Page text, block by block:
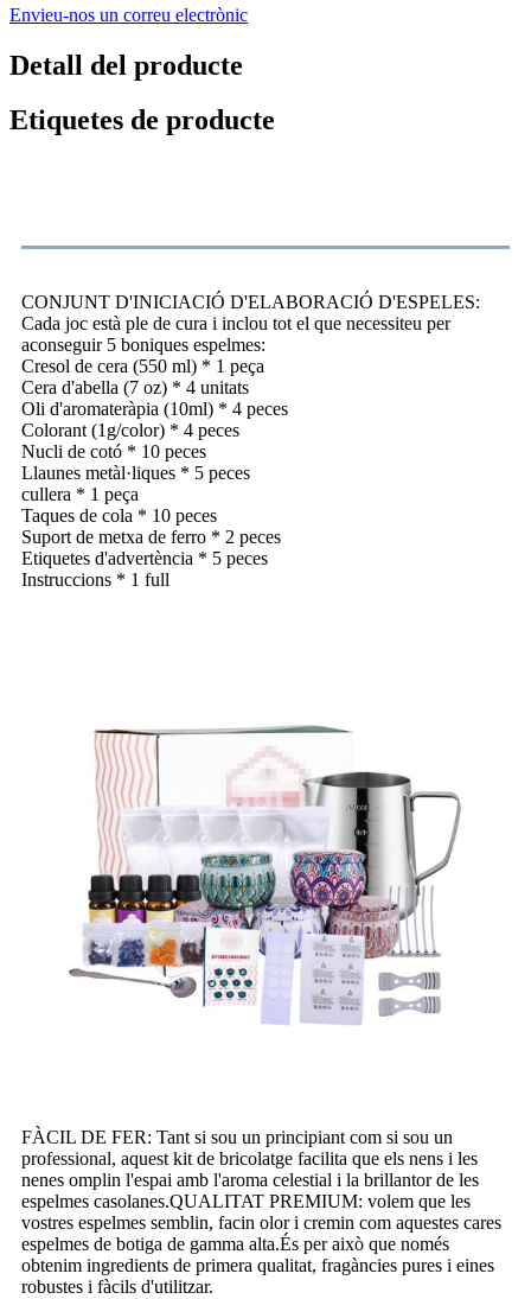
Envieu-nos un correu electrònic
Detall del producte
Etiquetes de producte
CONJUNT D'INICIACIÓ D'ELABORACIÓ D'ESPELES:
Cada joc està ple de cura i inclou tot el que necessiteu per
aconseguir 5 boniques espelmes:
Cresol de cera (550 ml) * 1 peça
Cera d'abella (7 oz) * 4 unitats
Oli d'aromateràpia (10ml) * 4 peces
Colorant (1g/color) * 4 peces
Nucli de cotó * 10 peces
Llaunes metàl·liques * 5 peces
cullera * 1 peça
Taques de cola * 10 peces
Suport de metxa de ferro * 2 peces
Etiquetes d'advertència * 5 peces
Instruccions * 1 full
FÀCIL DE FER: Tant si sou un principiant com si sou un
professional, aquest kit de bricolatge facilita que els nens i les
nenes omplin l'espai amb l'aroma celestial i la brillantor de les
espelmes casolanes.QUALITAT PREMIUM: volem que les
vostres espelmes semblin, facin olor i cremin com aquestes cares
espelmes de botiga de gamma alta.És per això que només
obtenim ingredients de primera qualitat, fragàncies pures i eines
robustes i fàcils d'utilitzar.